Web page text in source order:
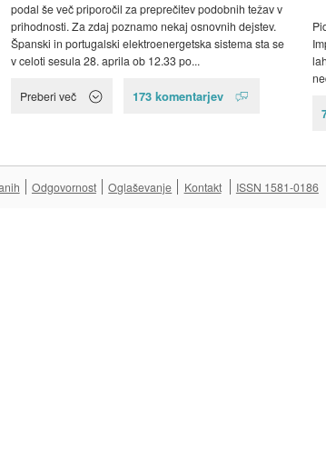
podal še več priporočil za preprečitev podobnih težav v
prihodnosti. Za zdaj poznamo nekaj osnovnih dejstev.
Španski in portugalski elektroenergetska sistema sta se
v celoti sesula 28. aprila ob 12.33 po...
Preberi več 173 komentarjev
Odgovornost Oglaševanje Kontakt ISSN 1581-0186